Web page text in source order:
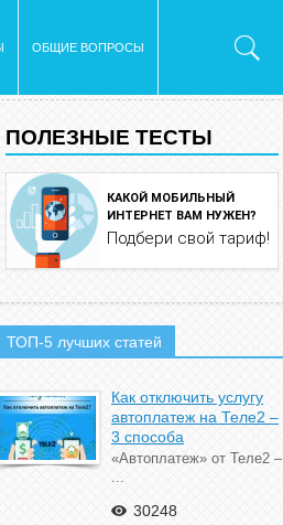
ОБЩИЕ ВОПРОСЫ
ПОЛЕЗНЫЕ ТЕСТЫ
КАКОЙ МОБИЛЬНЫЙ
ИНТЕРНЕТ ВАМ НУЖЕН?
Подбери свой тариф!
ТОП-5 лучших статей
Как отключить услугу
автоплатеж на Теле2 –
3 способа
«Автоплатеж» от Теле2 –
...
30248